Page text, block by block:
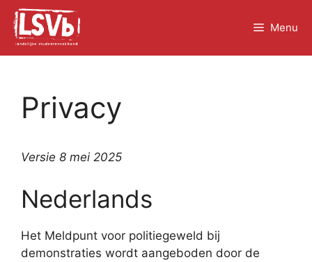
Skip
content
Menu
Privacy
Versie 8 mei 2025
Nederlands
Het Meldpunt voor politiegeweld bij
demonstraties wordt aangeboden door de